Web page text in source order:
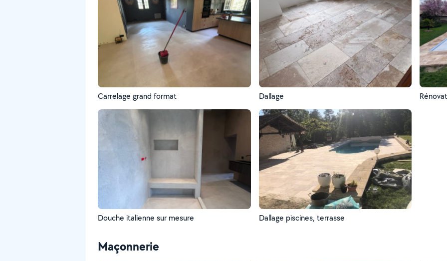
Carrelage grand format Dallage
Douche italienne sur mesure Dallage piscines, terrasse
Maçonnerie